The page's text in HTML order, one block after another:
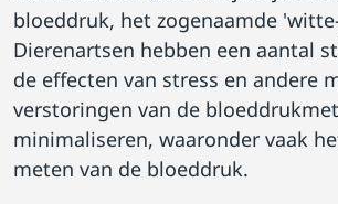
bloeddruk, het zogenaamde
Dierenartsen hebben een aantal
de effecten van stress en andere
verstoringen van de
minimaliseren, waaronder vaak
meten van de bloeddruk.